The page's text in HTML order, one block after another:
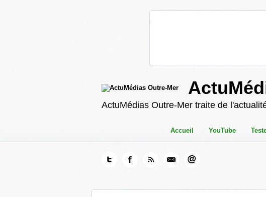
ActuMédias Outre-Mer traite de
Accueil YouTube